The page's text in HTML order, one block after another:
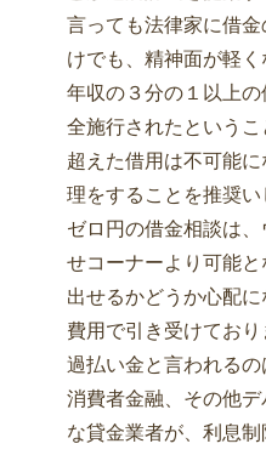
言っても法律家に借
けでも、精神面が軽く
年収の３分の１以上
全施行されたという
超えた借用は不可能
理をすることを推奨い
ゼロ円の借金相談は
せコーナーより可能
出せるかどうか心配
費用で引き受けており
過払い金と言われる
消費者金融、その他
な貸金業者が、利息